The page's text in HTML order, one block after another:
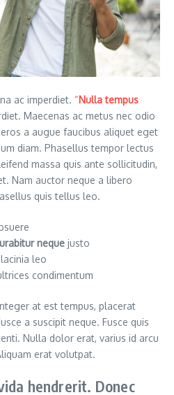
ac imperdiet. “Nulla tempus
Maecenas ac metus nec odio
a augue faucibus aliquet eget
diam. Phasellus tempor lectus
massa quis ante sollicitudin,
Nam auctor neque a libero
quis tellus leo.
neque justo
leo
condimentum
at est tempus, placerat
a suscipit neque. Fusce quis
Nulla dolor erat, varius id arcu
erat volutpat.
hendrerit. Donec